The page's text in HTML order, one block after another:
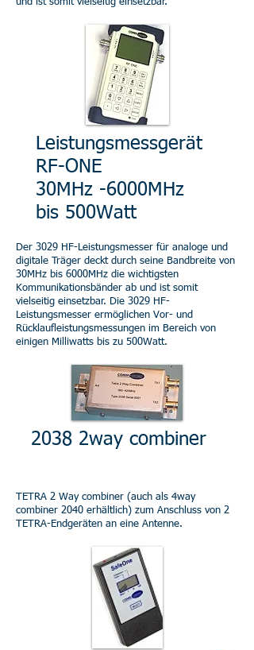
Leistungsmessgerät
RF-ONE
30MHz -6000MHz
bis 500Watt
Der 3029 HF-Leistungsmesser für analoge und
digitale Träger deckt durch seine Bandbreite von
30MHz bis 6000MHz die wichtigsten
Kommunikationsbänder ab und ist somit
vielseitig einsetzbar. Die 3029 HF-
Leistungsmesser ermöglichen Vor- und
Rücklaufleistungsmessungen im Bereich von
einigen Milliwatts bis zu 500Watt.
2038 2way combiner
TETRA 2 Way combiner (auch als 4way
combiner 2040 erhältlich) zum Anschluss von 2
TETRA-Endgeräten an eine Antenne.